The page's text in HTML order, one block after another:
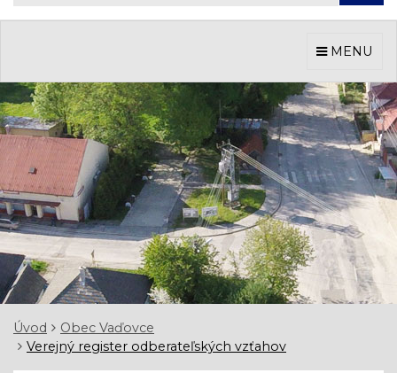
MENU
Úvod
Obec Vaďovce
Verejný register odberateľských vzťahov